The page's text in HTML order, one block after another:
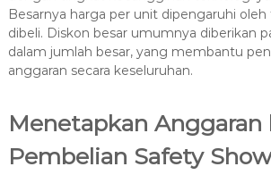
Besarnya harga per unit dipengaruhi
dibeli. Diskon besar umumnya diberikan
dalam jumlah besar, yang membantu
anggaran secara keseluruhan.
Menetapkan Anggaran
Pembelian Safety